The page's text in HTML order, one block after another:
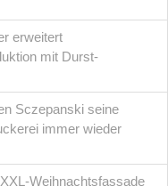
erweitert
mit Durst-
Sczepanski seine
immer wieder
Weihnachtsfassade